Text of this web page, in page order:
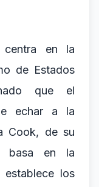
centra en la
de Estados
que el
echar a la
Cook, de su
basa en la
los